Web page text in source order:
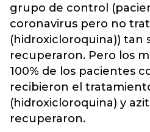
grupo de control
coronavirus pero no
(hidroxicloroquina)) tan
recuperaron. Pero los
100% de los pacientes
recibieron el
(hidroxicloroquina) y
recuperaron.